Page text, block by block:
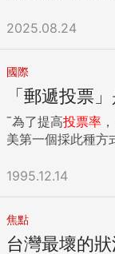
罷免票大於「25%
2025.08.24
國際
「郵遞投票
ˉ為了提高投票率
美第一個採此種方
1995.12.14
焦點
台灣最壞的